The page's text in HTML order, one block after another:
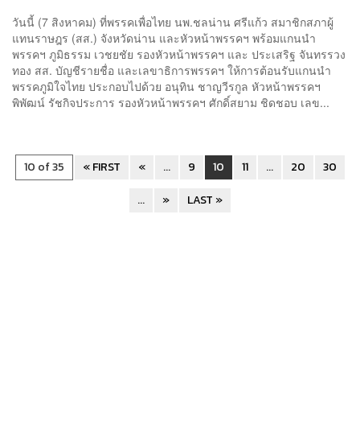
วันนี้ (7 สิงหาคม) ที่พรรคเพื่อไทย นพ.ชลน่าน ศรีแก้ว สมาชิกสภาผู้
แทนราษฎร (สส.) จังหวัดน่าน และหัวหน้าพรรคฯ พร้อมแกนนำ
พรรคฯ ภูมิธรรม เวชยชัย รองหัวหน้าพรรคฯ และ ประเสริฐ จันทรรวง
ทอง สส. บัญชีรายชื่อ และเลขาธิการพรรคฯ ให้การต้อนรับแกนนำ
พรรคภูมิใจไทย ประกอบไปด้วย อนุทิน ชาญวีรกูล หัวหน้าพรรคฯ
พิพัฒน์ รัชกิจประการ รองหัวหน้าพรรคฯ ศักดิ์สยาม ชิดชอบ เลข...
10 of 35 « FIRST « ... 9 10 11 ... 20
30
...
» LAST »